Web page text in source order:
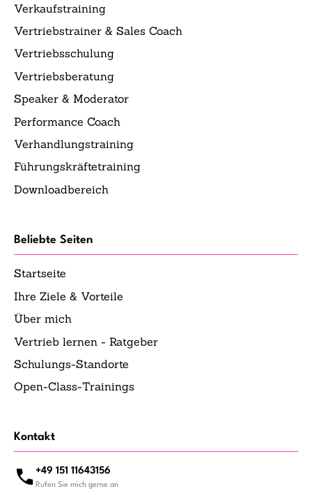
Verkaufstraining
Vertriebstrainer & Sales Coach
Vertriebsschulung
Vertriebsberatung
Speaker & Moderator
Performance Coach
Verhandlungstraining
Führungskräftetraining
Downloadbereich
Beliebte Seiten
Startseite
Ihre Ziele & Vorteile
Über mich
Vertrieb lernen - Ratgeber
Schulungs-Standorte
Open-Class-Trainings
Kontakt
+49 151 11643156
Rufen Sie mich gerne an